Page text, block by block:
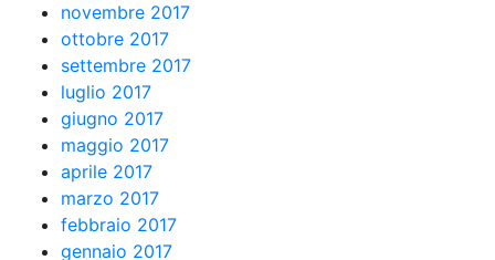
novembre 2017
ottobre 2017
settembre 2017
luglio 2017
giugno 2017
maggio 2017
aprile 2017
marzo 2017
febbraio 2017
gennaio 2017